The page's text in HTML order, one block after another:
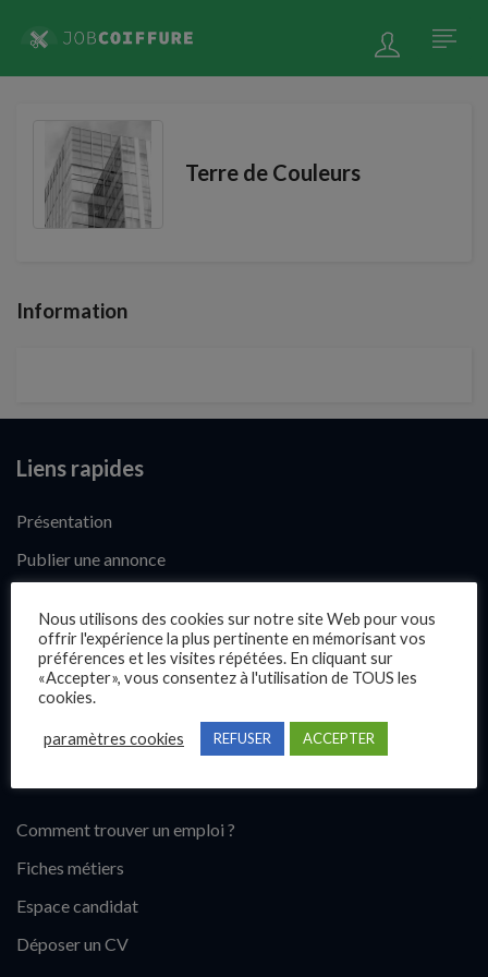
Terre de Couleurs
Information
Liens rapides
Présentation
Publier une annonce
Questions fréquentes
Blog
Comment trouver un emploi ?
Fiches métiers
Espace candidat
Déposer un CV
Nous utilisons des cookies sur notre site Web pour vous
offrir l'expérience la plus pertinente en mémorisant vos
préférences et les visites répétées. En cliquant sur
«Accepter», vous consentez à l'utilisation de TOUS les
cookies.
paramètres cookies REFUSER ACCEPTER